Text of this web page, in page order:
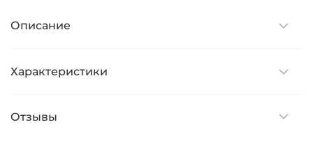
Описание
Характеристики
Отзывы